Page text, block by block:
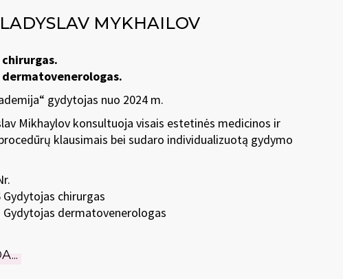
MYKHAILOV
gydytojas nuo 2024 m.
Mikhaylov konsultuoja visais estetinės medicinos ir
klausimais bei sudaro individualizuotą gydymo
Gydytojas chirurgas
Gydytojas dermatovenerologas